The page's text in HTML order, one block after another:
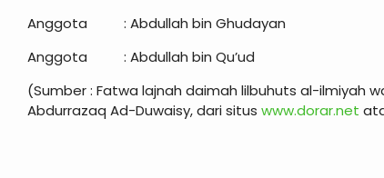
Anggota : Abdullah bin Ghudayan
Anggota : Abdullah bin Qu’ud
(Sumber : Fatwa lajnah daimah lilbuhuts al-ilmiyah
Abdurrazaq Ad-Duwaisy, dari situs www.dorar.net